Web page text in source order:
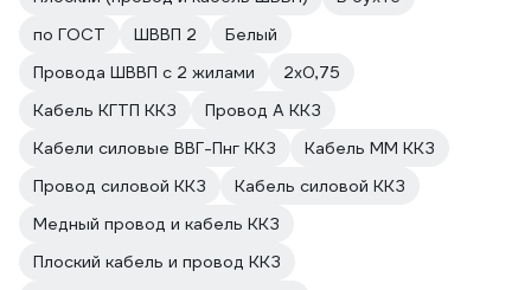
по ГОСТ
ШВВП 2
Белый
Провода ШВВП с 2 жилами
2х0,75
Кабель КГТП ККЗ
Провод А ККЗ
Кабели силовые ВВГ-Пнг ККЗ
Кабель ММ ККЗ
Провод силовой ККЗ
Кабель силовой ККЗ
Медный провод и кабель ККЗ
Плоский кабель и провод ККЗ